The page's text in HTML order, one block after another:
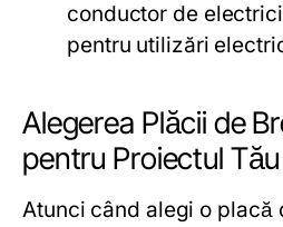
conductor de
pentru utilizări
Alegerea Plăcii de
pentru Proiectul Tău
Atunci când alegi o placă